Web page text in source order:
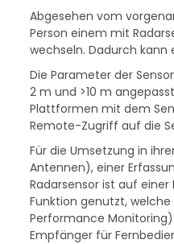
Abgesehen vom
Person einem mit
wechseln. Dadurch kann
Die Parameter der
2 m und >10 m
Plattformen mit dem
Remote-Zugriff auf die
Für die Umsetzung in
Antennen), einer
Radarsensor ist auf
Funktion genutzt,
Performance
Empfänger für